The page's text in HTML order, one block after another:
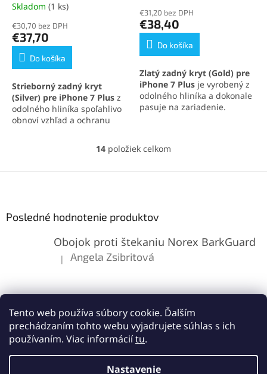
Tento web používa súbory cookie. Ďalším
prechádzaním tohto webu vyjadrujete súhlas s ich
používaním. Viac informáciítu.
Nastavenie
Skladom (1 ks)
€30,70 bez DPH
€37,70
Do košíka
Strieborný zadný kryt
(Silver) pre iPhone 7 Plus z
odolného hliníka spoľahlivo
obnoví vzhľad a ochranu
tray. Presné spracovanie
€31,20 bez DPH
€38,40
Do košíka
Zlatý zadný kryt (Gold) pre
iPhone 7 Plus je vyrobený z
odolného hliníka a dokonale
pasuje na zariadenie.
kompatibilitu a elegantný
O
l
c
e
p
k
v
ý
p
s
u
14 položiek celkom
Posledné hodnotenie produktov
Obojok proti štekaniu Norex BarkGuard
Hodnotenie produktu je 5 z 5 hviezdičiek.
| Angela Zsibritová
Vytvoril Shoptet